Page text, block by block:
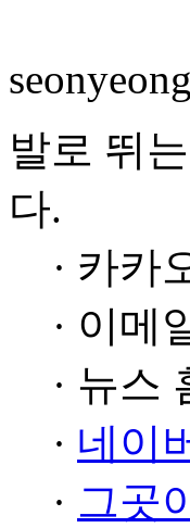
발로 뛰
다.
· 카카
· 이메
· 뉴스
· 네이
· 그곳